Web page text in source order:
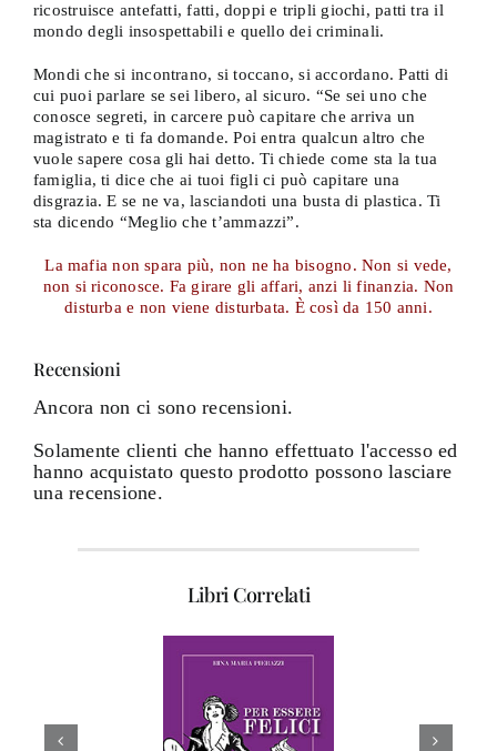
ricostruisce antefatti, fatti, doppi e tripli giochi, patti tra il
mondo degli insospettabili e quello dei criminali.
Mondi che si incontrano, si toccano, si accordano. Patti di
cui puoi parlare se sei libero, al sicuro. “Se sei uno che
conosce segreti, in carcere può capitare che arriva un
magistrato e ti fa domande. Poi entra qualcun altro che
vuole sapere cosa gli hai detto. Ti chiede come sta la tua
famiglia, ti dice che ai tuoi figli ci può capitare una
disgrazia. E se ne va, lasciandoti una busta di plastica. Ti
sta dicendo “Meglio che t’ammazzi”.
La mafia non spara più, non ne ha bisogno. Non si vede,
non si riconosce. Fa girare gli affari, anzi li finanzia. Non
disturba e non viene disturbata. È così da 150 anni.
Recensioni
Ancora non ci sono recensioni.
Solamente clienti che hanno effettuato l'accesso ed
hanno acquistato questo prodotto possono lasciare
una recensione.
Libri Correlati